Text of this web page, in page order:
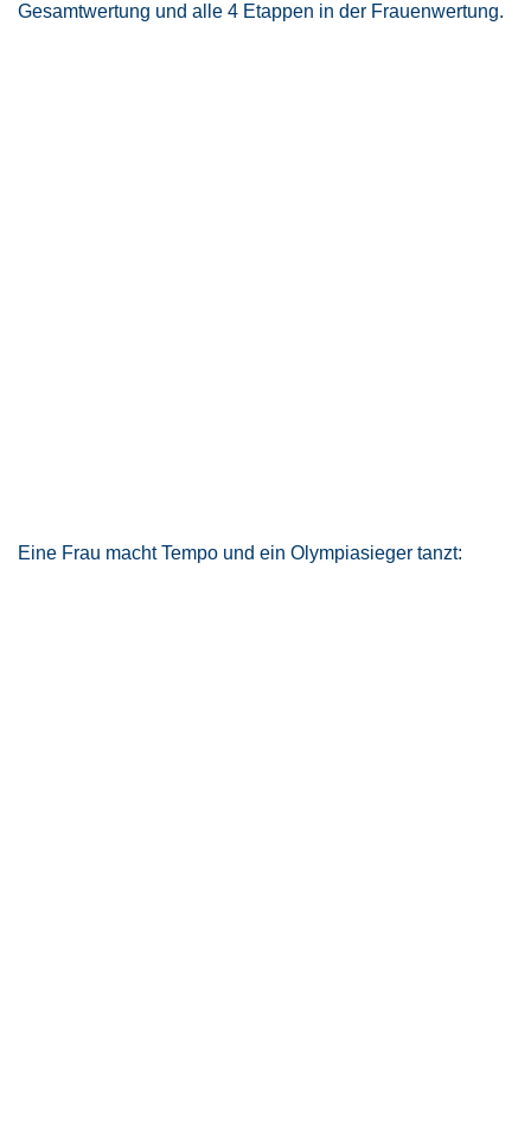
Gesamtwertung und alle 4 Etappen in der Frauenwertung.
Eine Frau macht Tempo und ein Olympiasieger tanzt: